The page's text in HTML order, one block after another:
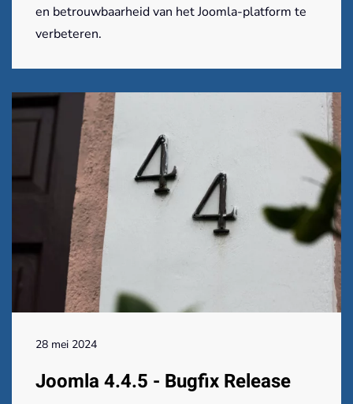
en betrouwbaarheid van het Joomla-platform te
verbeteren.
28 mei 2024
Joomla 4.4.5 - Bugfix Release